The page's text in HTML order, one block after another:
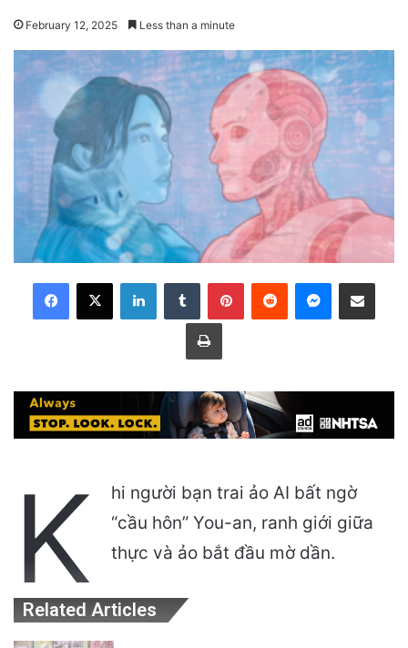
February 12, 2025 Less than a minute
LinkedInTumblr PinterestReddit Messenger
Share via Email
Print
K
hi người bạn trai ảo AI bất ngờ
“cầu hôn” You-an, ranh giới giữa
thực và ảo bắt đầu mờ dần.
Related Articles